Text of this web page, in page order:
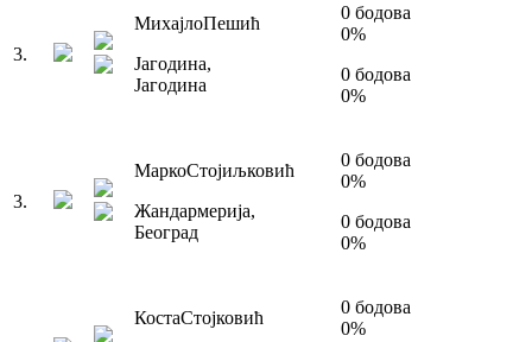
3.
МихајлоПешић
Јагодина,
Јагодина
0 бодова
0%
0 бодова
0%
3.
МаркоСтојиљковић
Жандармерија,
Београд
0 бодова
0%
0 бодова
0%
КостаСтојковић
0 бодова
0%